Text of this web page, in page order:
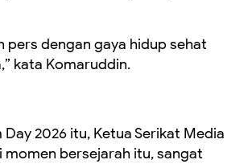
pers dengan gaya hidup sehat
kata Komaruddin.
2026 itu, Ketua Serikat Media
momen bersejarah itu, sangat